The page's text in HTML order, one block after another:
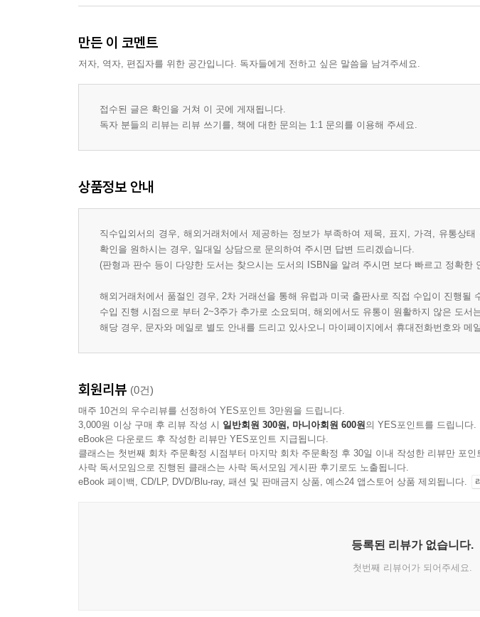
만든 이 코멘트
저자, 역자, 편집자를 위한 공간입니다. 독자들에게 전하고 싶은 말씀을 남겨주세요.
접수된 글은 확인을 거쳐 이 곳에 게재됩니다.
독자 분들의 리뷰는 리뷰 쓰기를, 책에 대한 문의는 1:1 문의를 이용해 주세요.
상품정보 안내
직수입외서의 경우, 해외거래처에서 제공하는 정보가 부족하여 제목, 표지, 가격, 유통상
확인을 원하시는 경우, 일대일 상담으로 문의하여 주시면 답변 드리겠습니다.
(판형과 판수 등이 다양한 도서는 찾으시는 도서의 ISBN을 알려 주시면 보다 빠르고 정확한
해외거래처에서 품절인 경우, 2차 거래선을 통해 유럽과 미국 출판사로 직접 수입이 진행될
수입 진행 시점으로 부터 2~3주가 추가로 소요되며, 해외에서도 유통이 원활하지 않은 도서
해당 경우, 문자와 메일로 별도 안내를 드리고 있사오니 마이페이지에서 휴대전화번호와 메
회원리뷰 (0건)
매주 10건의 우수리뷰를 선정하여 YES포인트 3만원을 드립니다.
3,000원 이상 구매 후 리뷰 작성 시 일반회원 300원, 마니아회원 600원의 YES포인트를 드립니다.
eBook은 다운로드 후 작성한 리뷰만 YES포인트 지급됩니다.
클래스는 첫번째 회차 주문확정 시점부터 마지막 회차 주문확정 후 30일 이내 작성한 리뷰만 포인
사락 독서모임으로 진행된 클래스는 사락 독서모임 게시판 후기로도 노출됩니다.
eBook 페이백, CD/LP, DVD/Blu-ray, 패션 및 판매금지 상품, 예스24 앱스토어 상품 제외됩니다.
등록된 리뷰가 없습니다.
첫번째 리뷰어가 되어주세요.